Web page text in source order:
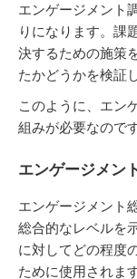
エンゲージメント
りになります。課
決するための施策
たかどうかを検証
このように、エン
組みが必要なのです
エンゲージメン
エンゲージメント
総合的なレベルを
に対してどの程度
ために使用されます